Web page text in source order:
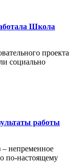
Школа
проекта
социально
работы
– непременное
по-настоящему